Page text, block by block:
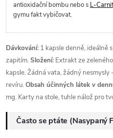
antioxidační bombu nebo s L-
gymu fakt vybičovat.
Dávkování: 1 kapsle denně, ideálně
zapitím.Složení: Extrakt ze
kapsle. Žádná vata, žádný
revíru.Obsah účinných látek v
mg. Karty na stole, tuhle nálož pro
Často se ptáte (Nasypaný